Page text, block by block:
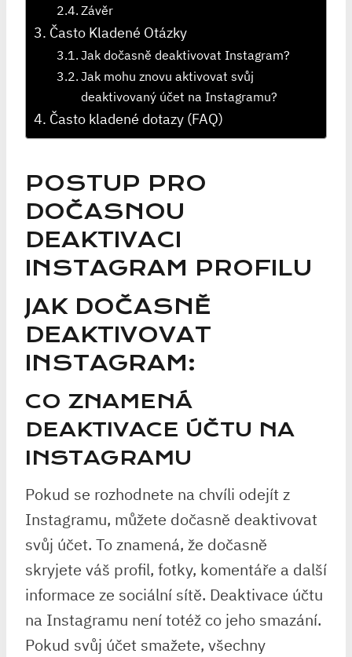
Závěr
Často Kladené Otázky
Jak dočasně deaktivovat Instagram?
Jak mohu znovu aktivovat svůj
deaktivovaný účet na Instagramu?
Často kladené dotazy (FAQ)
POSTUP PRO
DOČASNOU
DEAKTIVACI
INSTAGRAM PROFILU
JAK DOČASNĚ
DEAKTIVOVAT
INSTAGRAM:
CO ZNAMENÁ
DEAKTIVACE ÚČTU NA
INSTAGRAMU
Pokud se rozhodnete na chvíli odejít z
Instagramu, můžete dočasně deaktivovat
svůj účet. To znamená, že dočasně
skryjete váš profil, fotky, komentáře a další
informace ze sociální sítě. Deaktivace účtu
na Instagramu není totéž co jeho smazání.
Pokud svůj účet smažete, všechny